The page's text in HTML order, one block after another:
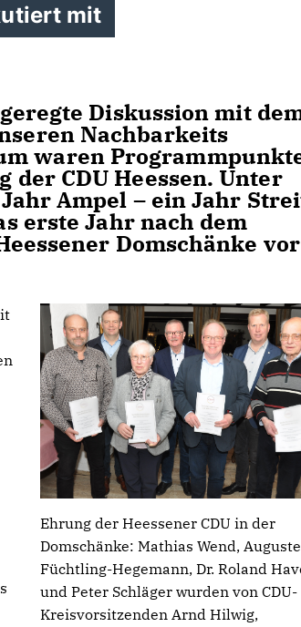
mit
Diskussion mit
Nachbarkeits
waren
CDU Heessen. Unter
Ampel – ein Jahr
erste Jahr nach dem
Domschänke vor
Ehrung der Heessener CDU in der
Domschänke: Mathias Wend, Auguste
Füchtling-Hegemann, Dr. Roland
und Peter Schläger wurden von CDU-
Kreisvorsitzenden Arnd Hilwig,